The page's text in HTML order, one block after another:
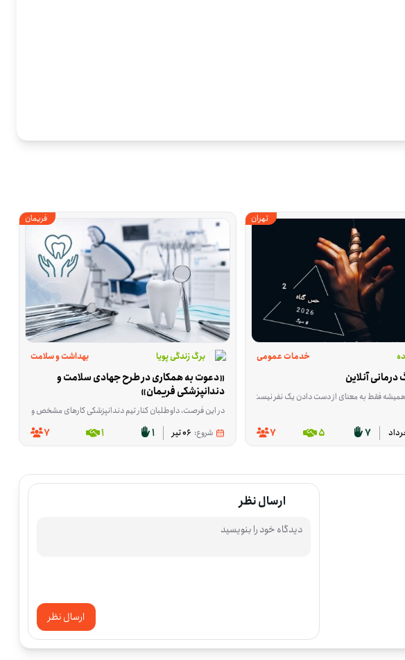
فعالان اجتماعی و همین‌طور افرادی با تخصص‌های فنی، مهندسی، پزشکی، روانشناسی، فناوری اطلاعات و خدماتی مناسب است. اگر متعهد و مسئولیت‌پذیر هستید، می‌توانید با توجه به توان و مهارت خود در حمایت از خانواده‌های آسیب‌دیده و کمک به بازگشت شرایط عادی زندگی نقش داشته باشید.
سریع‌تر تأمین شود. این فعالیت در تهران، استان تهران انجام می‌شود و بیشتر به درد کسانی می‌خورد که می‌توانند در تهیه یا رساندن این اقلام کمک کنند. اگر لباس سالم و قابل استفاده، دارو، اقلام بهداشتی یا بسته‌های ارزاق در اختیار دارید، حضور شما در این کار می‌تواند مستقیم به رفع یک نیاز واقعی
تهران
خدمات عمومی
آنلاین
از دست دادن یک نفر نیست؛ گاهی آدم‌ها با فقدان آرامش، امنیت یا بخشی از زندگی روزمره‌شان هم درگیر می‌شوند و حرف زدن درباره‌اش برایشان ساده نیست. این فرصت برای همکاری در یک دوره آنلاین سوگ‌درمانی شکل گرفته تا به بهتر شدن عملکرد روان‌شناختی در اتاق درمان
7
5
7
فریمان
برگ زندگی پویا بهداشت و سلامت
دندانپزشکی فریمان»
در این فرصت، داوطلبان کنار تیم دندانپزشکی کارهای مشخص و مهمی را پیش می‌برند؛ از آماده‌سازی و ضدعفونی تجهیزات و آماده کردن مواد مصرفی گرفته تا
شروع: 06 تیر 1
1
7
ارسال نظر
ارسال نظر